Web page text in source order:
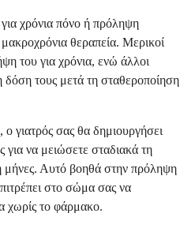
για χρόνια πόνο ή πρόληψη
μακροχρόνια θεραπεία. Μερικοί
του για χρόνια, ενώ άλλοι
τους μετά τη σταθεροποίηση
γιατρός σας θα δημιουργήσει
να μειώσετε σταδιακά τη
μήνες. Αυτό βοηθά στην πρόληψη
στο σώμα σας να
χωρίς το φάρμακο.